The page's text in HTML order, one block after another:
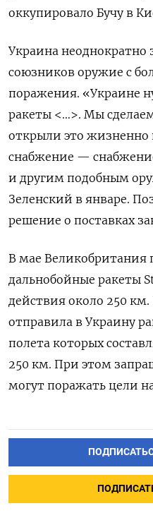
оккупировало Бучу в
Украина неоднократно
союзников оружие с
поражения. «Украине
ракеты <…>. Мы
открыли это жизненно
снабжение —
и другим подобным
Зеленский в январе.
решение о поставках
В мае Великобритания
дальнобойные ракеты
действия около 250
отправила в Украину
полета которых
250 км. При этом
могут поражать цели